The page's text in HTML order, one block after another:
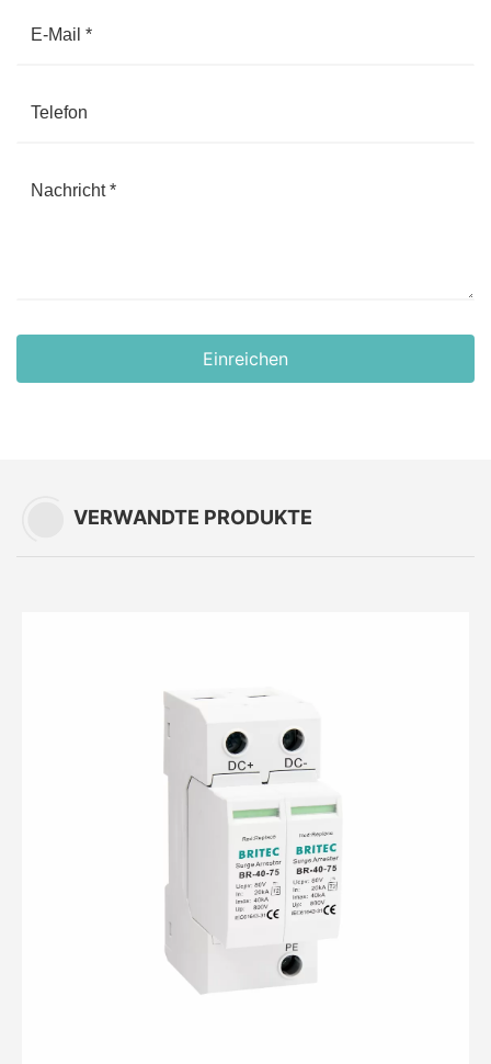
Einreichen
VERWANDTE PRODUKTE